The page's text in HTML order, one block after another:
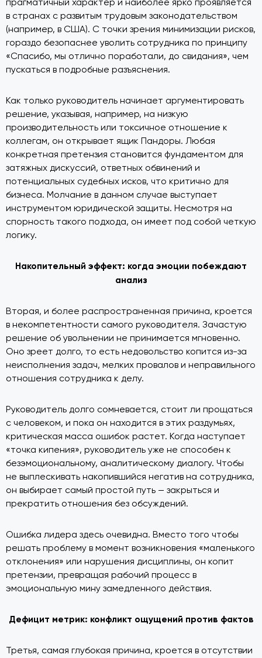
прагматичный характер и наиболее ярко проявляется
в странах с развитым трудовым законодательством
(например, в США). С точки зрения минимизации рисков,
гораздо безопаснее уволить сотрудника по принципу
«Спасибо, мы отлично поработали, до свидания», чем
пускаться в подробные разъяснения.
Как только руководитель начинает аргументировать
решение, указывая, например, на низкую
производительность или токсичное отношение к
коллегам, он открывает ящик Пандоры. Любая
конкретная претензия становится фундаментом для
затяжных дискуссий, ответных обвинений и
потенциальных судебных исков, что критично для
бизнеса. Молчание в данном случае выступает
инструментом юридической защиты. Несмотря на
спорность такого подхода, он имеет под собой четкую
логику.
Накопительный эффект: когда эмоции побеждают
анализ
Вторая, и более распространенная причина, кроется
в некомпетентности самого руководителя. Зачастую
решение об увольнении не принимается мгновенно.
Оно зреет долго, то есть недовольство копится из-за
неисполнения задач, мелких провалов и неправильного
отношения сотрудника к делу.
Руководитель долго сомневается, стоит ли прощаться
с человеком, и пока он находится в этих раздумьях,
критическая масса ошибок растет. Когда наступает
«точка кипения», руководитель уже не способен к
безэмоциональному, аналитическому диалогу. Чтобы
не выплескивать накопившийся негатив на сотрудника,
он выбирает самый простой путь — закрыться и
прекратить отношения без обсуждений.
Ошибка лидера здесь очевидна. Вместо того чтобы
решать проблему в момент возникновения «маленького
отклонения» или нарушения дисциплины, он копит
претензии, превращая рабочий процесс в
эмоциональную мину замедленного действия.
Дефицит метрик: конфликт ощущений против фактов
Третья, самая глубокая причина, кроется в отсутствии